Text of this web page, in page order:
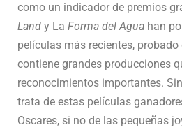
como un indicador de premios
Land y La Forma del Agua han
películas más recientes, probado
contiene grandes producciones
reconocimientos importantes.
trata de estas películas
Oscares, si no de las pequeñas